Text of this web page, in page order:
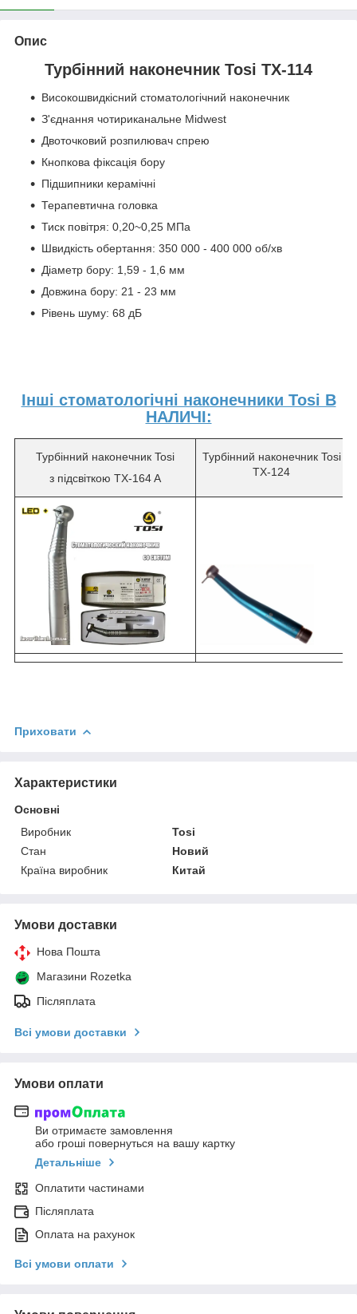
Опис
Турбінний наконечник Tosi TX-114
Високошвидкісний стоматологічний наконечник
З'єднання чотириканальне Midwest
Двоточковий розпилювач спрею
Кнопкова фіксація бору
Підшипники керамічні
Терапевтична головка
Тиск повітря: 0,20~0,25 МПа
Швидкість обертання: 350 000 - 400 000 об/хв
Діаметр бору: 1,59 - 1,6 мм
Довжина бору: 21 - 23 мм
Рівень шуму: 68 дБ
Інші стоматологічні наконечники Tosi В
НАЛИЧІ:
Турбінний наконечник Tosi
з підсвіткою TX-164 A
Турбінний наконечник Tosi
TX-124
Приховати
Характеристики
Основні
Виробник
Tosi
Стан
Новий
Країна виробник
Китай
Умови доставки
Нова Пошта
Магазини Rozetka
Післяплата
Всі умови доставки
Умови оплати
Ви отримаєте замовлення
або гроші повернуться на вашу картку
Детальніше
Оплатити частинами
Післяплата
Оплата на рахунок
Всі умови оплати